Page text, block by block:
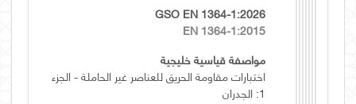
GSO EN 1364-1:2026
EN 1364-1:2015
مواصفة قياسية خليجية
اختبارات مقاومة الحريق للعناصر غير الحاملة - الجزء
1: الجدران